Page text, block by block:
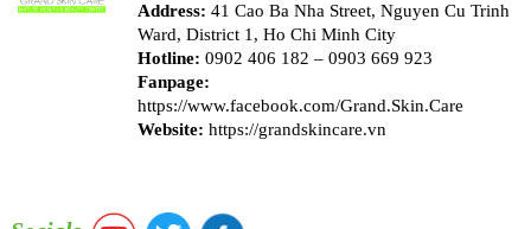
Address: 41 Cao Ba Nha Street, Nguyen Cu Trinh
Ward, District 1, Ho Chi Minh City
Hotline: 0902 406 182 – 0903 669 923
Fanpage:
https://www.facebook.com/Grand.Skin.Care
Website: https://grandskincare.vn